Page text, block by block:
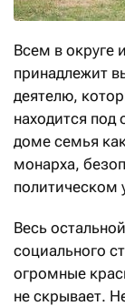
Всем в округе
принадлежит
деятелю,
находится
доме семья
монарха,
политическом
Весь
социального
огромные
не скрывает.